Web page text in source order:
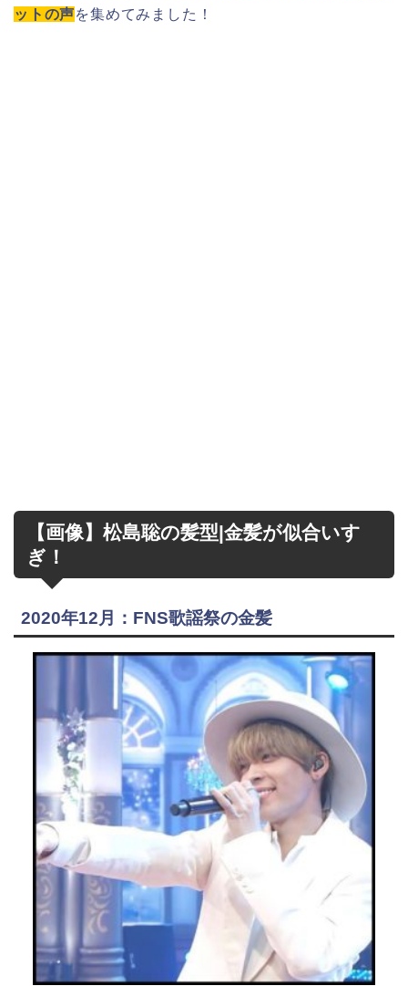
ットの声を集めてみました！
【画像】松島聡の髪型|金髪が似合いす
ぎ！
2020年12月：FNS歌謡祭の金髪